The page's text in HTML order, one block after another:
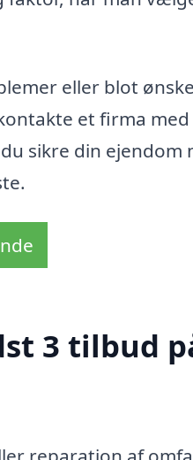
eller blot
et firma
sikre din
3 tilbud